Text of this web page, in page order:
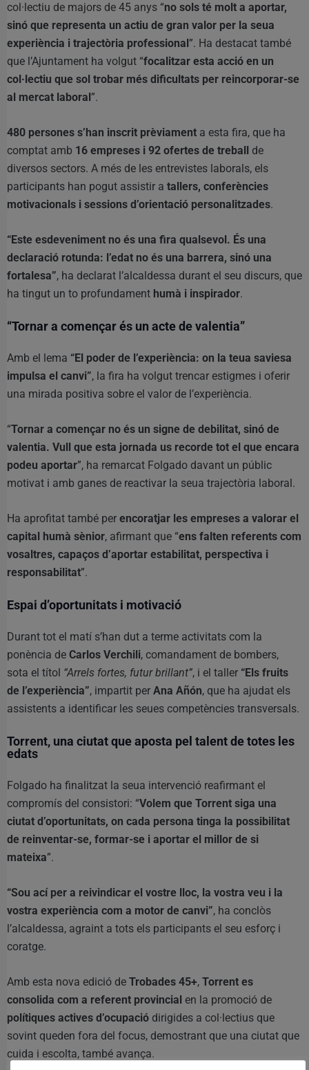
col·lectiu de majors de 45 anys “no sols té molt a aportar,
sinó que representa un actiu de gran valor per la seua
experiència i trajectòria professional ”. Ha destacat també
que l’Ajuntament ha volgut “focalitzar esta acció en un
col·lectiu que sol trobar més dificultats per reincorporar-se
al mercat laboral ”.
480 persones s’han inscrit prèviament a esta fira, que ha
comptat amb 16 empreses i 92 ofertes de treball
de
diversos sectors. A més de les entrevistes laborals, els
participants han pogut assistir a tallers, conferències
motivacionals i sessions d’orientació personalitzades.
“Este esdeveniment no és una fira qualsevol. És una
declaració rotunda: l’edat no és una barrera, sinó una
fortalesa”, ha declarat l’alcaldessa durant el seu discurs, que
ha tingut un to profundament humà i inspirador.
“Tornar a començar és un acte de valentia”
Amb el lema “El poder de l’experiència: on la teua saviesa
impulsa el canvi”, la fira ha volgut trencar estigmes i oferir
una mirada positiva sobre el valor de l’experiència.
“Tornar a començar no és un signe de debilitat, sinó de
valentia. Vull que esta jornada us recorde tot el que encara
podeu aportar”, ha remarcat Folgado davant un públic
motivat i amb ganes de reactivar la seua trajectòria laboral.
Ha aprofitat també per encoratjar les empreses a valorar el
capital humà sènior, afirmant que “ens falten referents com
vosaltres, capaços d’aportar estabilitat, perspectiva i
responsabilitat”.
Espai d’oportunitats i motivació
Durant tot el matí s’han dut a terme activitats com la
ponència de Carlos Verchili, comandament de bombers,
sota el títol “Arrels fortes, futur brillant”, i el taller “Els fruits
de l’experiència”, impartit per Ana Añón, que ha ajudat els
assistents a identificar les seues competències transversals.
Torrent, una ciutat que aposta pel talent de totes les
edats
Folgado ha finalitzat la seua intervenció reafirmant el
compromís del consistori: “Volem que Torrent siga una
ciutat d’oportunitats, on cada persona tinga la possibilitat
de reinventar-se, formar-se i aportar el millor de si
mateixa”.
“Sou ací per a reivindicar el vostre lloc, la vostra veu i la
vostra experiència com a motor de canvi”, ha conclòs
l’alcaldessa, agraint a tots els participants el seu esforç i
coratge.
Amb esta nova edició de Trobades 45+, Torrent es
consolida com a referent provincial en la promoció de
polítiques actives d’ocupació dirigides a col·lectius que
sovint queden fora del focus, demostrant que una ciutat que
cuida i escolta, també avança.